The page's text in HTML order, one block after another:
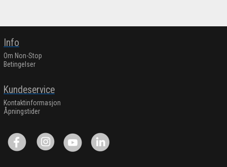
Info
Om Non-Stop
Betingelser
Kundeservice
Kontaktinformasjon
Åpningstider